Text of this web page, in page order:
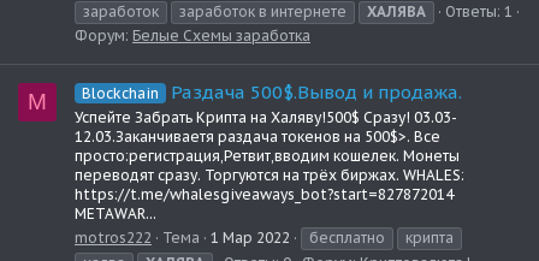
заработок
заработок в интернете ХАЛЯВА
Ответы: 1
Форум: Белые Схемы заработка
M Blockchain Раздача 500$.Вывод и продажа.
Успейте Забрать Крипта на Халяву!500$ Сразу! 03.03-
12.03.Заканчиваетя раздача токенов на 500$>. Все
просто:регистрация,Ретвит,вводим кошелек. Монеты
переводят сразу. Торгуются на трёх биржах. WHALES:
https://t.me/whalesgiveaways_bot?start=827872014
METAWAR...
motros222
Тема 1 Мар 2022 бесплатно
крипта